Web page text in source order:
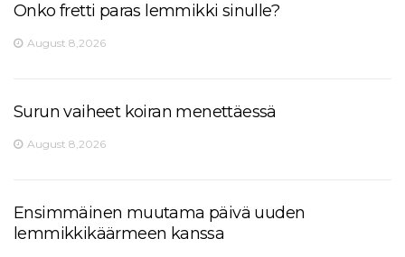
Onko fretti paras lemmikki sinulle?
August 8,2026
Surun vaiheet koiran menettäessä
August 8,2026
Ensimmäinen muutama päivä uuden
lemmikkikäärmeen kanssa